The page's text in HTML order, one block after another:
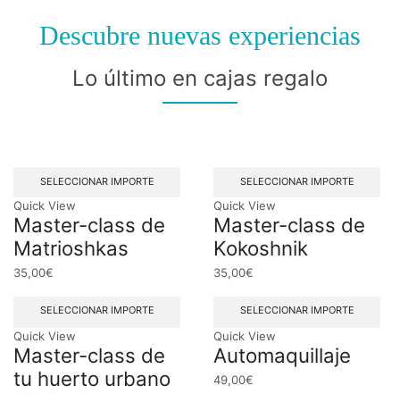
Descubre nuevas experiencias
Lo último en cajas regalo
SELECCIONAR IMPORTE
Quick View
Master-class de
Matrioshkas
35,00€
SELECCIONAR IMPORTE
Quick View
Master-class de
Kokoshnik
35,00€
SELECCIONAR IMPORTE
Quick View
Master-class de
tu huerto urbano
SELECCIONAR IMPORTE
Quick View
Automaquillaje
49,00€